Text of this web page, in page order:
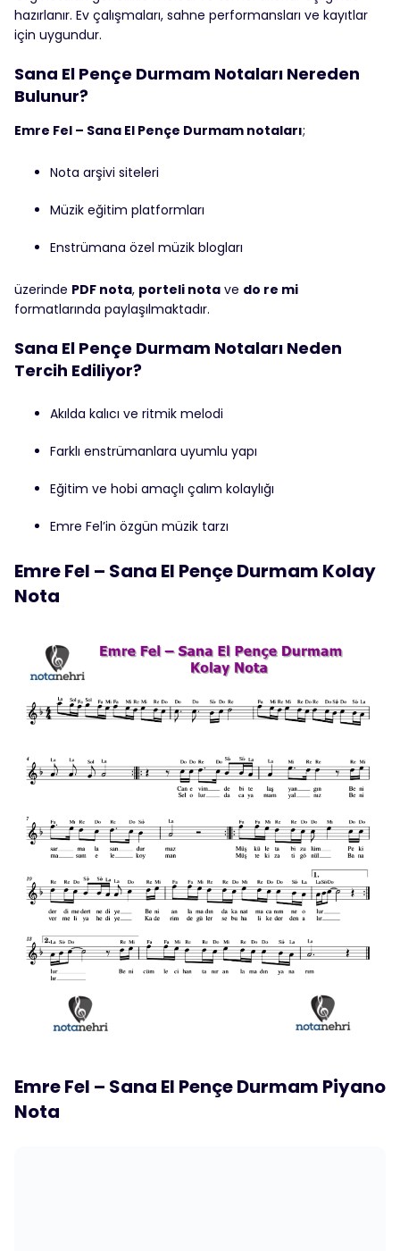
hazırlanır. Ev çalışmaları, sahne performansları ve kayıtlar
için uygundur.
Sana El Pençe Durmam Notaları Nereden
Bulunur?
Emre Fel – Sana El Pençe Durmam notaları;
Nota arşivi siteleri
Müzik eğitim platformları
Enstrümana özel müzik blogları
üzerinde PDF nota, porteli nota ve do re mi
formatlarında paylaşılmaktadır.
Sana El Pençe Durmam Notaları Neden
Tercih Ediliyor?
Akılda kalıcı ve ritmik melodi
Farklı enstrümanlara uyumlu yapı
Eğitim ve hobi amaçlı çalım kolaylığı
Emre Fel’in özgün müzik tarzı
Emre Fel – Sana El Pençe Durmam Kolay
Nota
Emre Fel – Sana El Pençe Durmam Piyano
Nota